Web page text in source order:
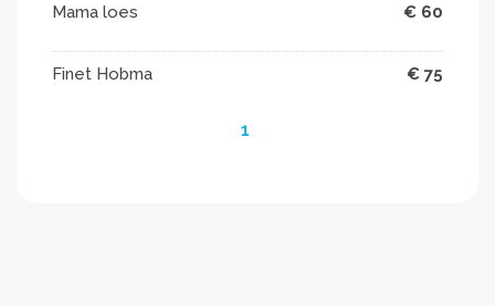
Mama loes € 60
Finet Hobma € 75
1